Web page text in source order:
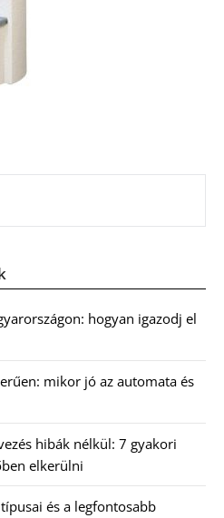
hogyan igazodj el
mikor jó az automata és
hibák nélkül: 7 gyakori
elkerülni
és a legfontosabb